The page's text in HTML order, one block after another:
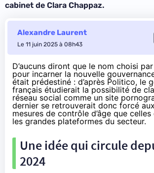
cabinet de Clara Chappaz.
Alexandre Laurent
Le 11 juin 2025 à 08h43
D’aucuns diront que le nom choisi
pour incarner la nouvelle
était prédestiné : d’après Politico, le
français étudierait la possibilité de
réseau social comme un site
dernier se retrouverait donc forcé
mesures de contrôle d’âge que
les grandes plateformes du secteur.
Une idée qui circule
2024